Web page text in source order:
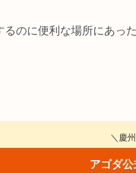
るのに便利な場所にあっ
＼慶
アゴダ